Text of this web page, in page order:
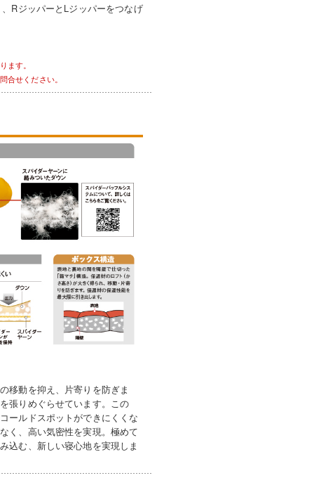
RジッパーとLジッパーをつなげ
ます。
合せください。
移動を抑え、片寄りを防ぎま
張りめぐらせています。この
ールドスポットができにくくな
く、高い気密性を実現。極めて
込む、新しい寝心地を実現しま